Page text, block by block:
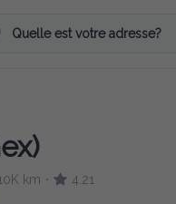
Quelle est votre adresse?
km •
4.21